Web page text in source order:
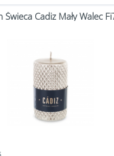
Świeca Cadiz Mały Walec